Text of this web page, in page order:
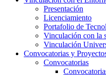
Presentación
Licenciamiento
Portafolio de
Vinculación con la
Vinculación
Convocatorias y
Convocatorias